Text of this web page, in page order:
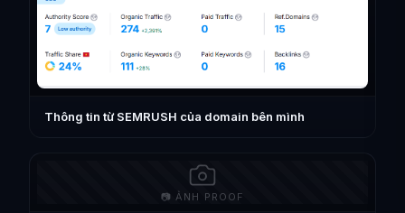
Thông tin từ SEMRUSH của domain bên mình
📷 ẢNH PROOF